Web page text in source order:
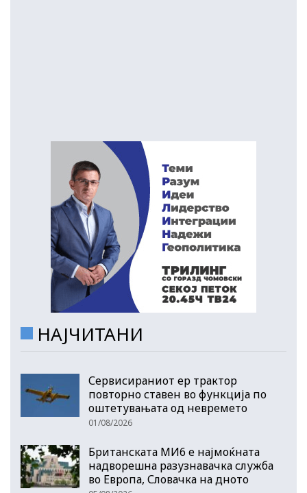
НАЈЧИТАНИ
Сервисираниот ер трактор
повторно ставен во функција по
оштетувањата од невремето
01/08/2026
Британската МИ6 е најмоќната
надворешна разузнавачка служба
во Европа, Словачка на дното